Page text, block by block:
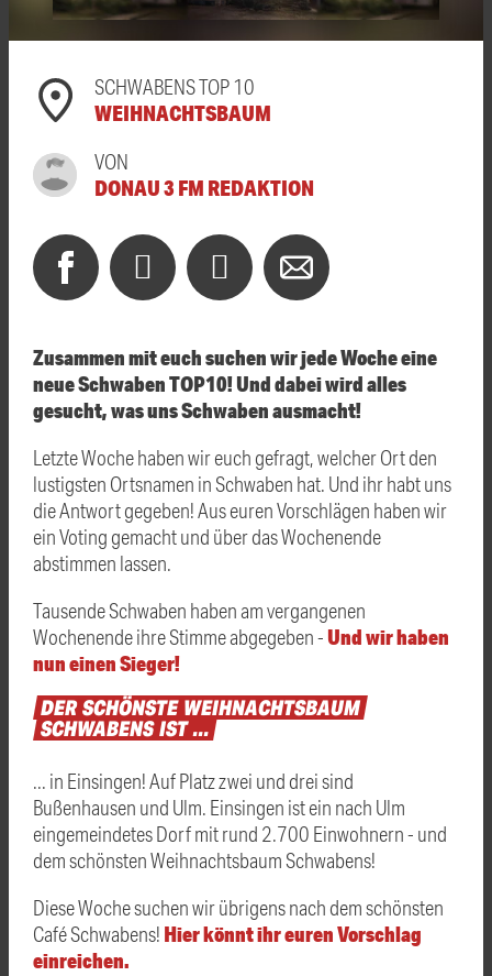
SCHWABENS TOP 10
WEIHNACHTSBAUM
VON
DONAU 3 FM REDAKTION
Zusammen mit euch suchen wir jede Woche eine
neue Schwaben TOP10! Und dabei wird alles
gesucht, was uns Schwaben ausmacht!
Letzte Woche haben wir euch gefragt, welcher Ort den
lustigsten Ortsnamen in Schwaben hat. Und ihr habt uns
die Antwort gegeben! Aus euren Vorschlägen haben wir
ein Voting gemacht und über das Wochenende
abstimmen lassen.
Tausende Schwaben haben am vergangenen
Wochenende ihre Stimme abgegeben -Und wir haben
nun einen Sieger!
DERSCHÖNSTE WEIHNACHTSBAUM
SCHWABENSIST...
... in Einsingen! Auf Platz zwei und drei sind
Bußenhausen und Ulm. Einsingen ist ein nach Ulm
eingemeindetes Dorf mit rund 2.700 Einwohnern - und
dem schönsten Weihnachtsbaum Schwabens!
Diese Woche suchen wir übrigens nach dem schönsten
Café Schwabens! Hier könnt ihr euren Vorschlag
einreichen.